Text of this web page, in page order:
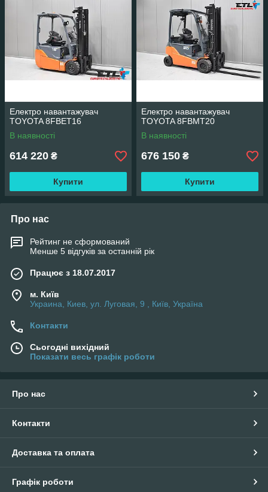
Електро навантажувач
TOYOTA 8FBET16
В наявності
614 220 ₴
Купити
Електро навантажувач
TOYOTA 8FBMT20
В наявності
676 150 ₴
Купити
Про нас
Рейтинг не сформований
Менше 5 відгуків за останній рік
Працює з 18.07.2017
м. Київ
Украина, Киев, ул. Луговая, 9 , Київ, Україна
Контакти
Сьогодні вихідний
Показати весь графік роботи
Про нас
Контакти
Доставка та оплата
Графік роботи